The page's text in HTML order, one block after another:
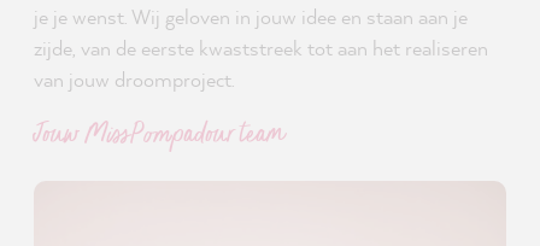
je je wenst. Wij geloven in jouw idee en staan aan je
zijde, van de eerste kwaststreek tot aan het realiseren
van jouw droomproject.
Jouw MissPompadour team